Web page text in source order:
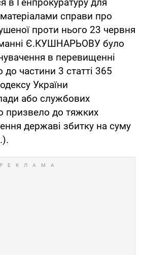
справи про
проти нього 23 червня
Є.КУШНАРЬОВУ було
в перевищенні
до частини 3 статті 365
України
або службових
призвело до тяжких
державі збитку на суму